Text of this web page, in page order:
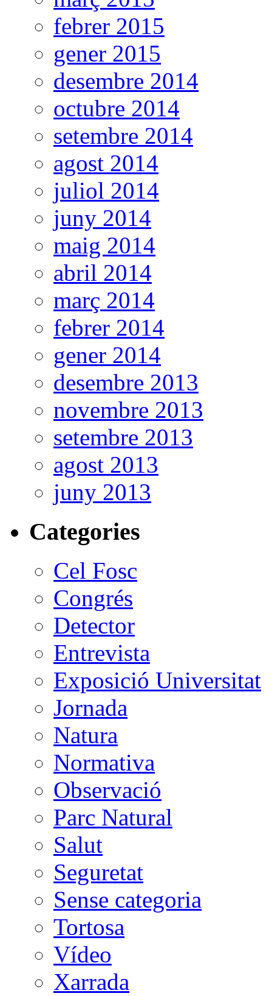
febrer 2015
gener 2015
desembre 2014
octubre 2014
setembre 2014
agost 2014
juliol 2014
juny 2014
maig 2014
abril 2014
març 2014
febrer 2014
gener 2014
desembre 2013
novembre 2013
setembre 2013
agost 2013
juny 2013
Categories
Cel Fosc
Congrés
Detector
Entrevista
Exposició Universitat
Jornada
Natura
Normativa
Observació
Parc Natural
Salut
Seguretat
Sense categoria
Tortosa
Vídeo
Xarrada